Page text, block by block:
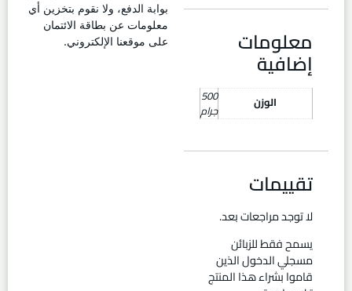
معلومات
إضافية
الوزن 500
جرام
تقييمات
لا توجد مراجعات بعد.
يسمح فقط للزبائن
مسجلي الدخول الذين
قاموا بشراء هذا المنتج
بوابة الدفع، ولا نقوم بتخزين أي
معلومات عن بطاقة الائتمان
على موقعنا الإلكتروني.